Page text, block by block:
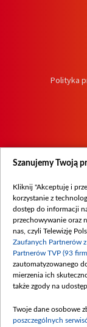
Polityka
Szanujemy Twoją
Kliknij "Akceptuję i
korzystanie z
dostęp do informacji
przechowywanie oraz
nas, czyli Telewizję
Zaufanych Partnerów
Partnerów TVP (93
zautomatyzowanego
mierzenia ich
także zgody na
Twoje dane osobowe
poszczególnych